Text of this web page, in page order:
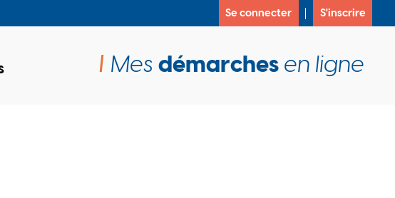
Se connecter S'inscrire
Mes démarchesen ligne